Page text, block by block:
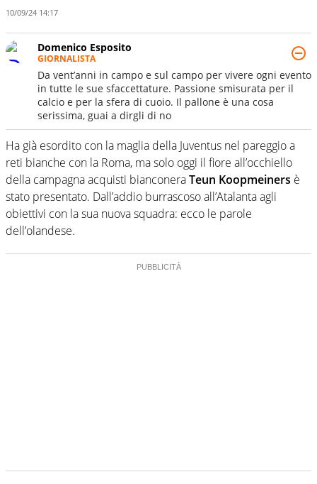
10/09/24 14:17
Domenico Esposito
GIORNALISTA
Da vent’anni in campo e sul campo per vivere ogni evento
in tutte le sue sfaccettature. Passione smisurata per il
calcio e per la sfera di cuoio. Il pallone è una cosa
serissima, guai a dirgli di no
Ha già esordito con la maglia della Juventus nel pareggio a
reti bianche con la Roma, ma solo oggi il fiore all’occhiello
della campagna acquisti bianconeraTeun Koopmeiners è
stato presentato. Dall’addio burrascoso all’Atalanta agli
obiettivi con la sua nuova squadra: ecco le parole
dell’olandese.